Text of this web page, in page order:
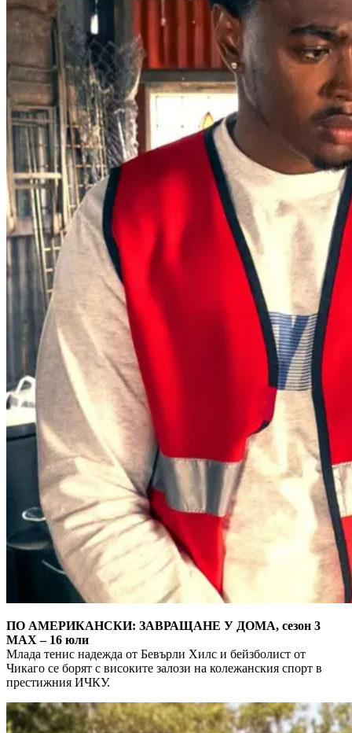
ПО АМЕРИКАНСКИ: ЗАВРАЩАНЕ У ДОМА, сезон 3
MAX – 16 юли
Млада тенис надежда от Бевърли Хилс и бейзболист от
Чикаго се борят с високите залози на колежанския спорт в
престижния ИЧКУ.